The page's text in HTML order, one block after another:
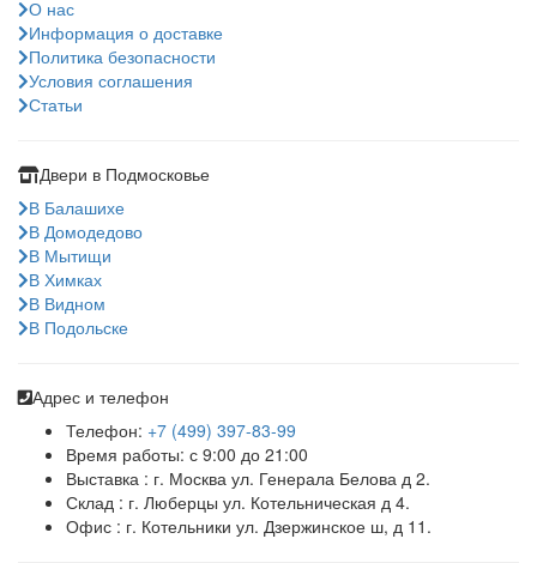
О нас
Информация о доставке
Политика безопасности
Условия соглашения
Статьи
Двери в Подмосковье
В Балашихе
В Домодедово
В Мытищи
В Химках
В Видном
В Подольске
Адрес и телефон
Телефон: +7 (499) 397-83-99
Время работы: с 9:00 до 21:00
Выставка : г. Москва ул. Генерала Белова д 2.
Склад : г. Люберцы ул. Котельническая д 4.
Офис : г. Котельники ул. Дзержинское ш, д 11.